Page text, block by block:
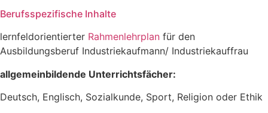
Berufsspezifische Inhalte
lernfeldorientierter Rahmenlehrplan für den
Ausbildungsberuf Industriekaufmann/ Industriekauffrau
allgemeinbildende Unterrichtsfächer:
Deutsch, Englisch, Sozialkunde, Sport, Religion oder Ethik